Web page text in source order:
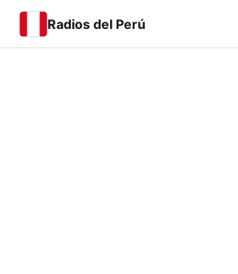
Radios del Perú